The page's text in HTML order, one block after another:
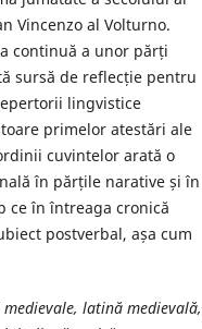
Vincenzo al Volturno.
continuă a unor părți
sursă de reflecție pentru
lingvistice
primelor atestări ale
cuvintelor arată o
în părțile narative și în
ce în întreaga cronică
postverbal, așa cum
latină medievală,